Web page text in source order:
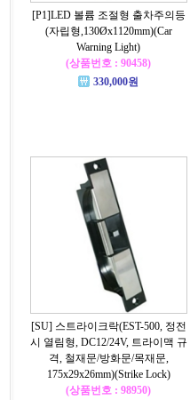
[P1]LED 볼륨 조절형 출차주의등
(자립형,130Øx1120mm)(Car
Warning Light)
(상품번호 : 90458)
330,000원
[SU] 스트라이크락(EST-500, 정전
시 열림형, DC12/24V, 트라이맥 규
격, 철재문/방화문/목재문,
175x29x26mm)(Strike Lock)
(상품번호 : 98950)